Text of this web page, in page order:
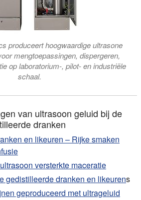
produceert hoogwaardige ultrasone
mengtoepassingen, dispergeren,
op laboratorium-, pilot- en industriële
schaal.
van ultrasoon geluid bij de
dranken
en likeuren – Rijke smaken
versterkte maceratie
gedistilleerde dranken en likeurens
geproduceerd met ultrageluid